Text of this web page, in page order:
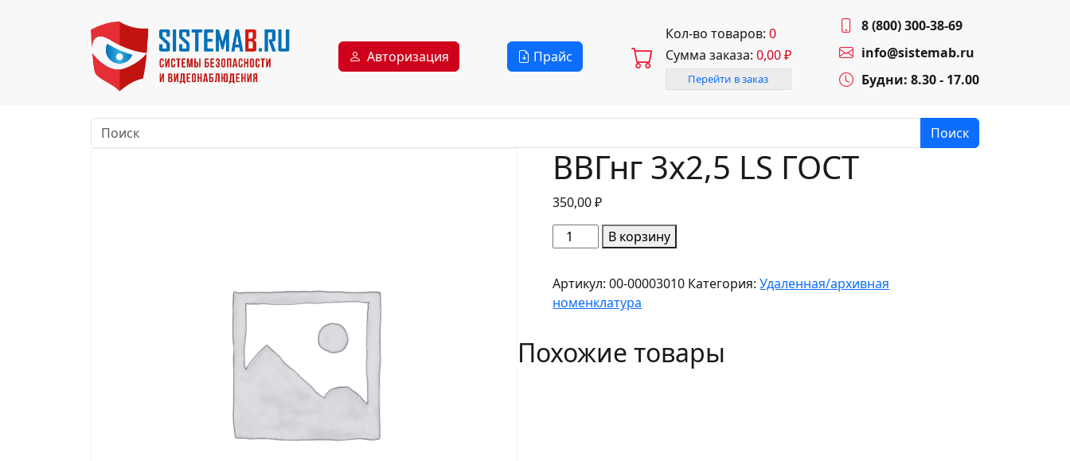
Авторизация Прайс
Кол-во товаров: 0
Сумма заказа: 0,00₽
Перейти в заказ
8 (800) 300-38-69
info@sistemab.ru
Будни: 8.30 - 17.00
Поиск
ВВГнг 3х2,5 LS ГОСТ
350,00₽
Количество
товара
3х2,5
LS
В корзину
Артикул:00-00003010 Категория:Удаленная/архивная
номенклатура
Похожие товары